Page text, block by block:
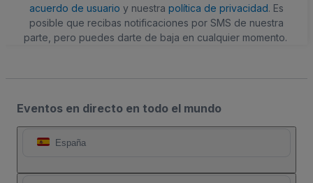
acuerdo de usuario y nuestra política de privacidad. Es
posible que recibas notificaciones por SMS de nuestra
parte, pero puedes darte de baja en cualquier momento.
Eventos en directo en todo el mundo
España